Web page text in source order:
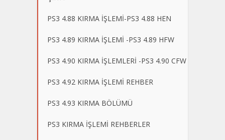
PS3 4.88 KIRMA İŞLEMİ-PS3 4.88 HEN
PS3 4.89 KIRMA İŞLEMİ -PS3 4.89 HFW
PS3 4.90 KIRMA İŞLEMLERİ -PS3 4.90 CFW
PS3 4.92 KIRMA İŞLEMİ REHBER
PS3 4.93 KIRMA BÖLÜMÜ
PS3 KIRMA İŞLEMİ REHBERLER